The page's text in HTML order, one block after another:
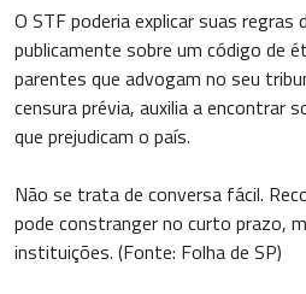
O STF poderia explicar suas regras
publicamente sobre um código de
parentes que advogam no seu
censura prévia, auxilia a encontrar
que prejudicam o país.
Não se trata de conversa fácil.
pode constranger no curto prazo,
instituições. (Fonte: Folha de SP)